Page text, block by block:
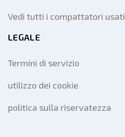
Vedi tutti i compattatori usati
LEGALE
Termini di servizio
utilizzo dei cookie
politica sulla riservatezza